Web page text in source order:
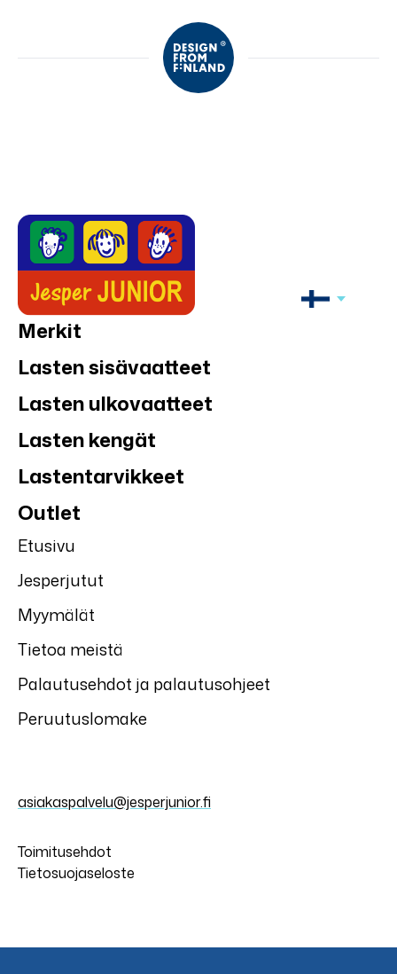
Merkit
Lasten sisävaatteet
Lasten ulkovaatteet
Lasten kengät
Lastentarvikkeet
Outlet
Etusivu
Jesperjutut
Myymälät
Tietoa meistä
Palautusehdot ja palautusohjeet
Peruutuslomake
asiakaspalvelu@jesperjunior.fi
Toimitusehdot
Tietosuojaseloste